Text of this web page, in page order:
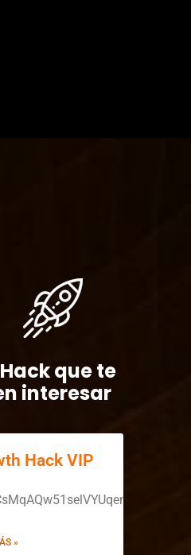
que te
interesar
Hack VIP
»